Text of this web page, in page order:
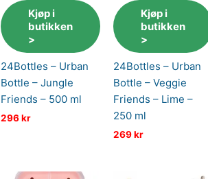
Kjøp i
butikken
>
24Bottles – Urban
Bottle – Jungle
Friends – 500 ml
296kr
Kjøp i
butikken
>
24Bottles – Urban
Bottle – Veggie
Friends – Lime –
250 ml
269kr